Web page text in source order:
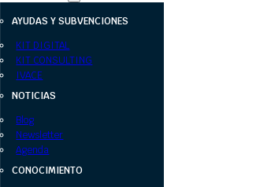
AYUDAS Y SUBVENCIONES
KIT DIGITAL
KIT CONSULTING
IVACE
NOTICIAS
Blog
Newsletter
Agenda
CONOCIMIENTO